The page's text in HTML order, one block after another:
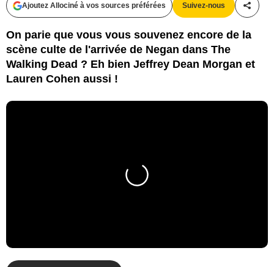
Ajoutez Allociné à vos sources préférées Suivez-nous
On parie que vous vous souvenez encore de la
scène culte de l'arrivée de Negan dans The
Walking Dead ? Eh bien Jeffrey Dean Morgan et
Lauren Cohen aussi !